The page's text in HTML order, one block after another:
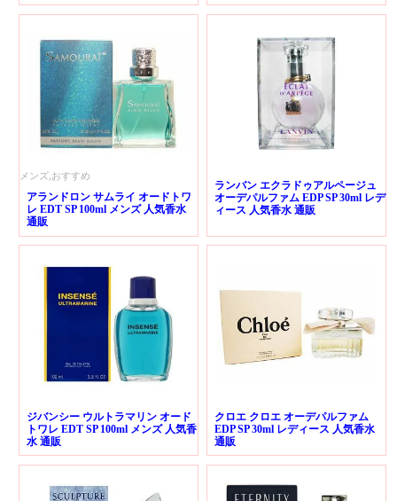
メンズ,おすすめ
アランドロン サムライ オードトワ
レ EDT SP 100ml メンズ 人気香水
通販
ランバン エクラドゥアルページュ
オーデパルファム EDP SP 30ml レデ
ィース 人気香水 通販
ジバンシー ウルトラマリン オード
トワレ EDT SP 100ml メンズ 人気香
水 通販
クロエ クロエ オーデパルファム
EDP SP 30ml レディース 人気香水
通販